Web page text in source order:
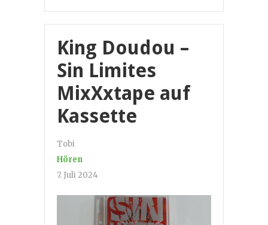
King Doudou –
Sin Limites
MixXxtape auf
Kassette
Tobi
Hören
7. Juli 2024